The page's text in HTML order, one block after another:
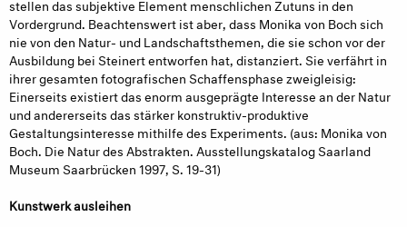
stellen das subjektive Element menschlichen Zutuns in den
Vordergrund. Beachtenswert ist aber, dass Monika von Boch sich
nie von den Natur- und Landschaftsthemen, die sie schon vor der
Ausbildung bei Steinert entworfen hat, distanziert. Sie verfährt in
ihrer gesamten fotografischen Schaffensphase zweigleisig:
Einerseits existiert das enorm ausgeprägte Interesse an der Natur
und andererseits das stärker konstruktiv-produktive
Gestaltungsinteresse mithilfe des Experiments. (aus: Monika von
Boch. Die Natur des Abstrakten. Ausstellungskatalog Saarland
Museum Saarbrücken 1997, S. 19-31)
Kunstwerk ausleihen